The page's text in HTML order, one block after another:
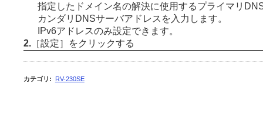
指定したドメイン名の解決に使用するプライマリ
カンダリDNSサーバアドレスを入力します。
IPv6アドレスのみ設定できます。
2. ［設定］をクリックする
カテゴリ : RV-230SE